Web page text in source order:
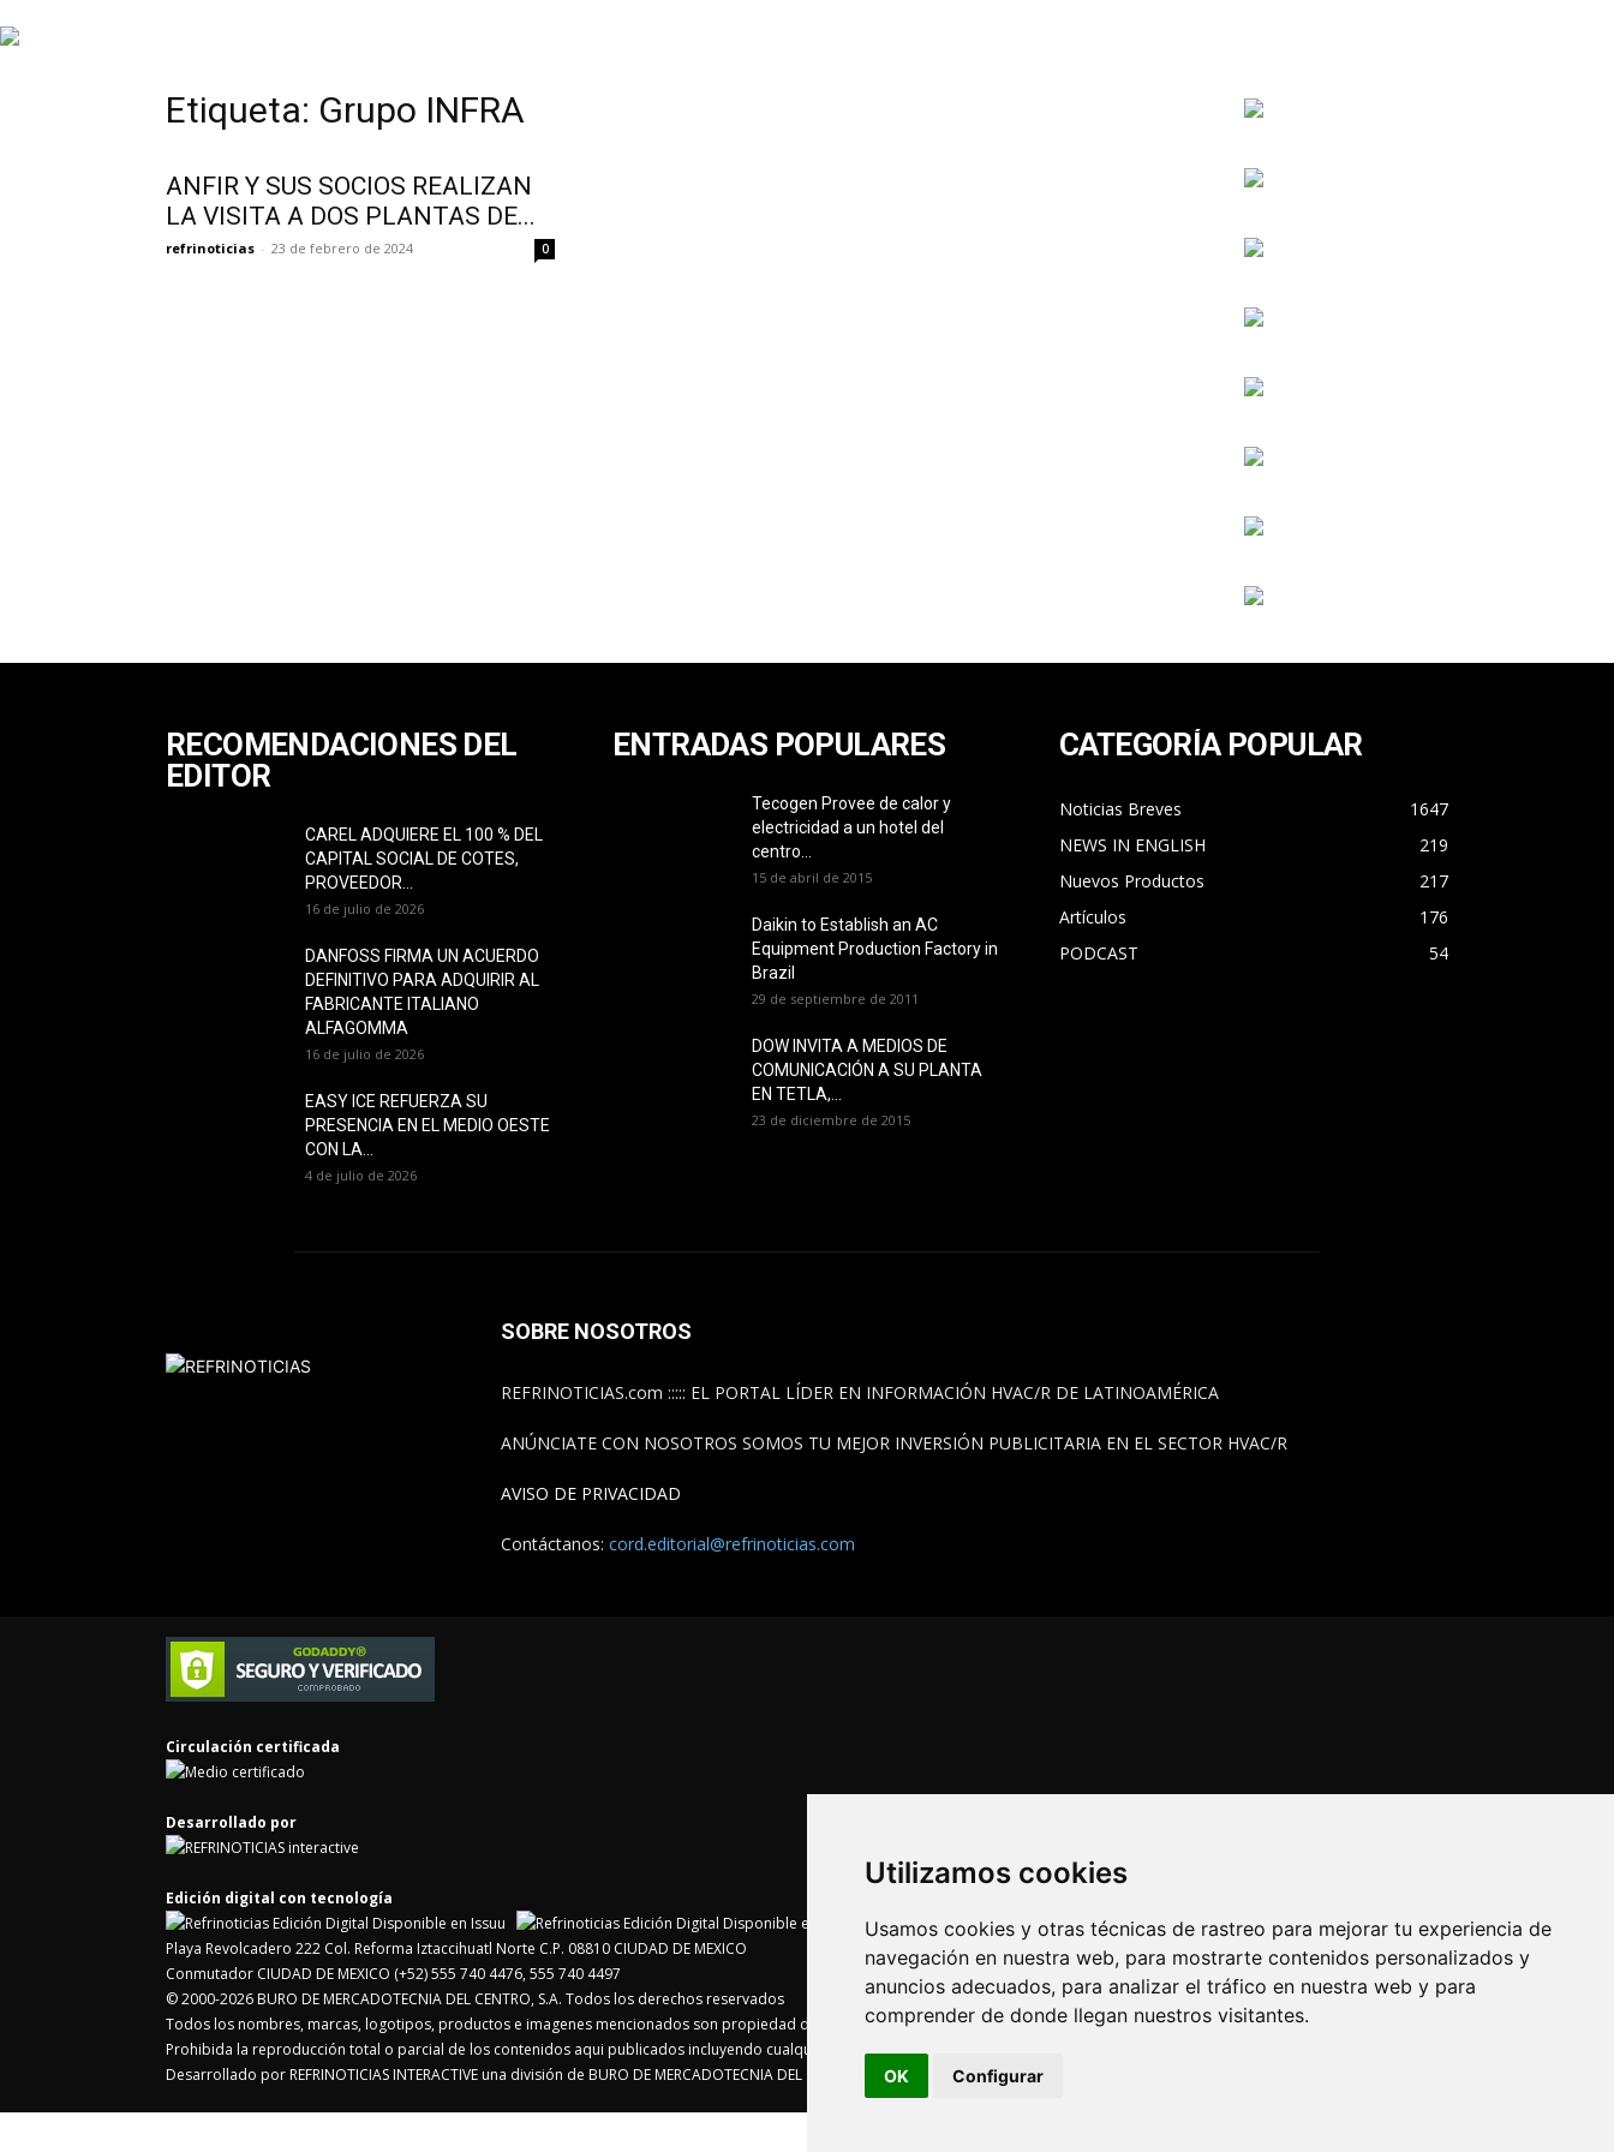
Utilizamos cookies
Usamos cookies y otras técnicas de rastreo para mejorar tu experiencia de
navegación en nuestra web, para mostrarte contenidos personalizados y
anuncios adecuados, para analizar el tráfico en nuestra web y para
comprender de donde llegan nuestros visitantes.
OK Configurar
HVAC/R
Etiqueta: Grupo INFRA
ANFIR Y SUS SOCIOS REALIZAN
LA VISITA A DOS PLANTAS DE...
refrinoticias - 23 de febrero de 2024 0
RECOMENDACIONES DEL
EDITOR
CAREL ADQUIERE EL 100 % DEL
CAPITAL SOCIAL DE COTES,
PROVEEDOR...
16 de julio de 2026
DANFOSS FIRMA UN ACUERDO
DEFINITIVO PARA ADQUIRIR AL
FABRICANTE ITALIANO
ALFAGOMMA
16 de julio de 2026
EASY ICE REFUERZA SU
PRESENCIA EN EL MEDIO OESTE
CON LA...
4 de julio de 2026
ENTRADAS POPULARES
Tecogen Provee de calor y
electricidad a un hotel del
centro...
15 de abril de 2015
Daikin to Establish an AC
Equipment Production Factory in
Brazil
29 de septiembre de 2011
DOW INVITA A MEDIOS DE
COMUNICACIÓN A SU PLANTA
EN TETLA,...
23 de diciembre de 2015
CATEGORÍA POPULAR
Noticias Breves
1647
NEWS IN ENGLISH
219
Nuevos Productos
217
Artículos
176
PODCAST
54
SOBRE NOSOTROS
REFRINOTICIAS.com ::::: EL PORTAL LÍDER EN INFORMACIÓN HVAC/R DE LATINOAMÉRICA
ANÚNCIATE CON NOSOTROS SOMOS TU MEJOR INVERSIÓN PUBLICITARIA EN EL SECTOR HVAC/R
AVISO DE PRIVACIDAD
Contáctanos: cord.editorial@refrinoticias.com
Circulación certificada
Desarrollado por
Edición digital con tecnología
Playa Revolcadero 222 Col. Reforma Iztaccihuatl Norte C.P. 08810 CIUDAD DE MEXICO
Conmutador CIUDAD DE MEXICO (+52) 555 740 4476, 555 740 4497
© 2000-2026 BURO DE MERCADOTECNIA DEL CENTRO, S.A. Todos los derechos reservados
Todos los nombres, marcas, logotipos, productos e imagenes mencionados son propiedad de sus respectivos dueños
Prohibida la reproducción total o parcial de los contenidos aqui publicados incluyendo cualquier medio electrónico o magnético
Desarrollado por REFRINOTICIAS INTERACTIVE una división de BURO DE MERCADOTECNIA DEL CENTRO, S.A.